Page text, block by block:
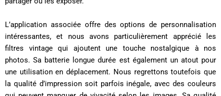
L’application associée offre des options de personnalisation
intéressantes, et nous avons particulièrement apprécié les
filtres vintage qui ajoutent une touche nostalgique à nos
photos. Sa batterie longue durée est également un atout pour
une utilisation en déplacement. Nous regrettons toutefois que
la qualité d’impression soit parfois inégale, avec des couleurs